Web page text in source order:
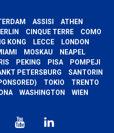
ASSISI
ATHEN
CINQUE TERRE
COMO
KONG LECCE
LONDON
MOSKAU
NEAPEL
PEKING PISA
POMPEJI
PETERSBURG
SANTORIN
TOKIO
TRENTO
WASHINGTON WIEN